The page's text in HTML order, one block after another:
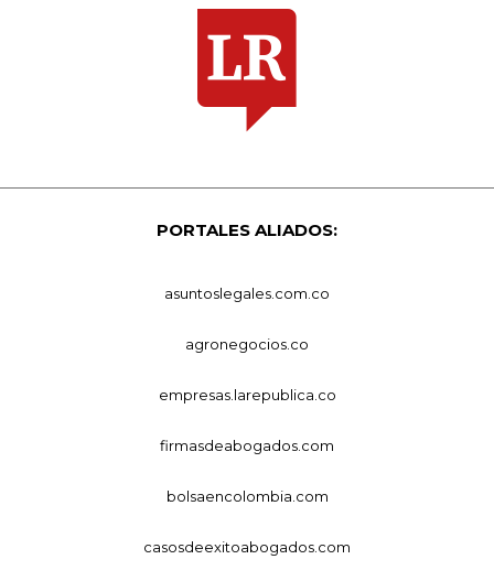
PORTALES ALIADOS:
asuntoslegales.com.co
agronegocios.co
empresas.larepublica.co
firmasdeabogados.com
bolsaencolombia.com
casosdeexitoabogados.com